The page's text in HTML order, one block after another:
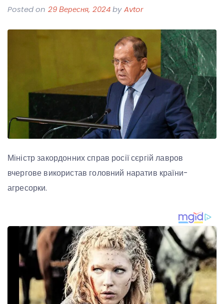
Posted on 29 Вересня, 2024byAvtor
Міністр закордонних справ росії сєргій лавров
вчергове використав головний наратив країни-
агресорки.